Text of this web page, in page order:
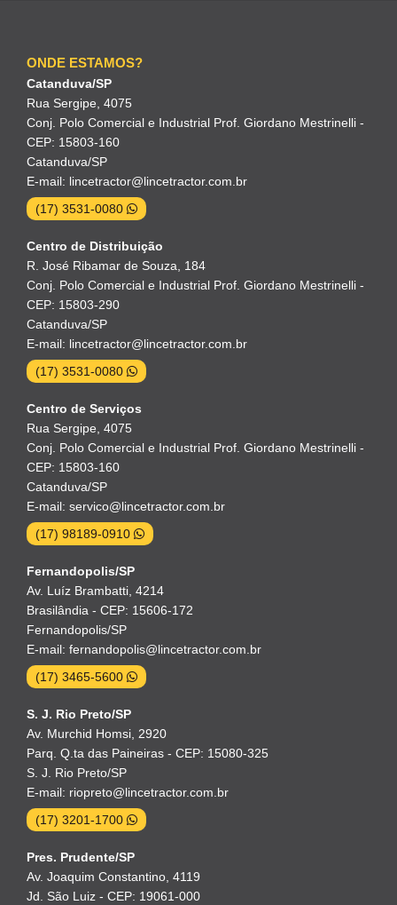
ONDE ESTAMOS?
Catanduva/SP
Rua Sergipe, 4075
Conj. Polo Comercial e Industrial Prof. Giordano Mestrinelli -
CEP: 15803-160
Catanduva/SP
E-mail: lincetractor@lincetractor.com.br
(17) 3531-0080
Centro de Distribuição
R. José Ribamar de Souza, 184
Conj. Polo Comercial e Industrial Prof. Giordano Mestrinelli -
CEP: 15803-290
Catanduva/SP
E-mail: lincetractor@lincetractor.com.br
(17) 3531-0080
Centro de Serviços
Rua Sergipe, 4075
Conj. Polo Comercial e Industrial Prof. Giordano Mestrinelli -
CEP: 15803-160
Catanduva/SP
E-mail: servico@lincetractor.com.br
(17) 98189-0910
Fernandopolis/SP
Av. Luíz Brambatti, 4214
Brasilândia - CEP: 15606-172
Fernandopolis/SP
E-mail: fernandopolis@lincetractor.com.br
(17) 3465-5600
S. J. Rio Preto/SP
Av. Murchid Homsi, 2920
Parq. Q.ta das Paineiras - CEP: 15080-325
S. J. Rio Preto/SP
E-mail: riopreto@lincetractor.com.br
(17) 3201-1700
Pres. Prudente/SP
Av. Joaquim Constantino, 4119
Jd. São Luiz - CEP: 19061-000